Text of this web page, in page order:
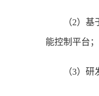
（2）
能控制平台；
（3）